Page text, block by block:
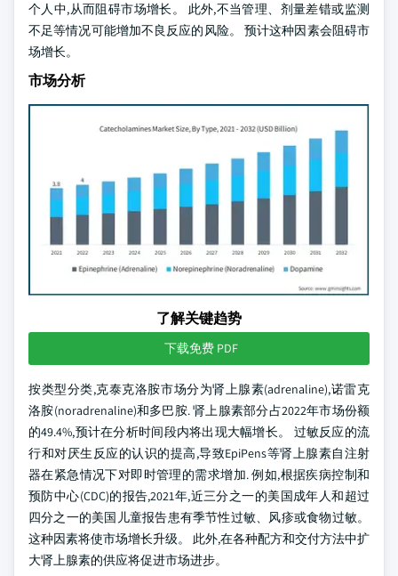
个人中,从而阻碍市场增长。 此外,不当管理、剂量差错或监测
不足等情况可能增加不良反应的风险。 预计这种因素会阻碍市
场增长。
市场分析
了解关键趋势
下载免费 PDF
按类型分类,克泰克洛胺市场分为肾上腺素(adrenaline),诺雷克
洛胺(noradrenaline)和多巴胺. 肾上腺素部分占2022年市场份额
的49.4%,预计在分析时间段内将出现大幅增长。 过敏反应的流
行和对厌生反应的认识的提高,导致EpiPens等肾上腺素自注射
器在紧急情况下对即时管理的需求增加. 例如,根据疾病控制和
预防中心(CDC)的报告,2021年,近三分之一的美国成年人和超过
四分之一的美国儿童报告患有季节性过敏、风疹或食物过敏。
这种因素将使市场增长升级。 此外,在各种配方和交付方法中扩
大肾上腺素的供应将促进市场进步。